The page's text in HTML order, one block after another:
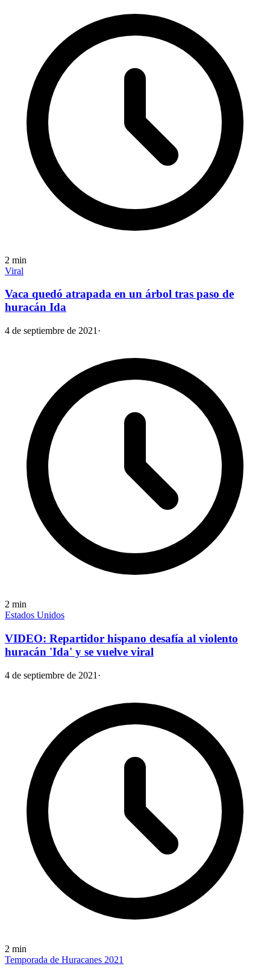
2 min
Viral
Vaca quedó atrapada en un árbol tras paso de
huracán Ida
4 de septiembre de 2021 ·
2 min
Estados Unidos
VIDEO: Repartidor hispano desafía al violento
huracán 'Ida' y se vuelve viral
4 de septiembre de 2021 ·
2 min
Temporada de Huracanes 2021